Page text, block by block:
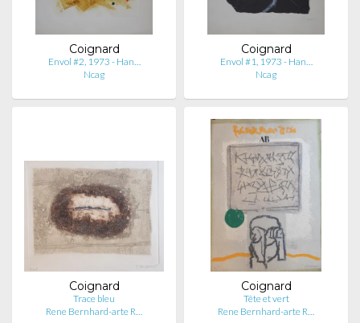
Coignard
Envol #2, 1973 - Han…
Ncag
Coignard
Envol #1, 1973 - Han…
Ncag
Coignard
Trace bleu
Rene Bernhard-arte R…
Coignard
Tête et vert
Rene Bernhard-arte R…